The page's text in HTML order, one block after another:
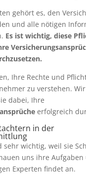
gehört es, den
und alle nötigen
Es ist wichtig, diese
Ihre Rechte und
zu verstehen. Wir
dabei, Ihre
erfolgreich
in der
wichtig, weil sie
uns ihre Aufgaben
Experten findet an.